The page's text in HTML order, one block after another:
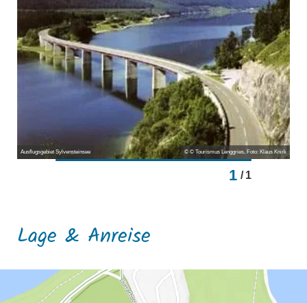
© © Tourismus Lenggries, Foto: Klaus Knirk
Ausflugsgebiet Sylvensteinsee
1 / 1
Lage & Anreise